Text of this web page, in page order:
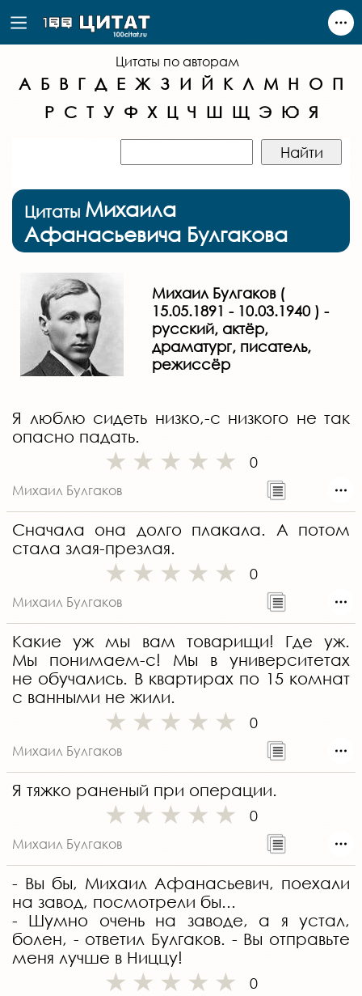
Цитаты по авторам
А Б В Г Д Е Ж З И Й К Л М Н О П
Р С Т У Ф Х Ц Ч Ш Щ Э Ю Я
Цитаты Михаила
Афанасьевича Булгакова
Михаил Булгаков (
15.05.1891 - 10.03.1940 ) -
русский, актёр,
драматург, писатель,
режиссёр
Я люблю сидеть низко,-с низкого не так
опасно падать.
0
Михаил Булгаков
Сначала она долго плакала. А потом
стала злая-презлая.
0
Михаил Булгаков
Какие уж мы вам товарищи! Где уж.
Мы понимаем-с! Мы в университетах
не обучались. В квартирах по 15 комнат
с ванными не жили.
0
Михаил Булгаков
Я тяжко раненый при операции.
0
Михаил Булгаков
- Вы бы, Михаил Афанасьевич, поехали
на завод, посмотрели бы...
- Шумно очень на заводе, а я устал,
болен, - ответил Булгаков. - Вы отправьте
меня лучше в Ниццу!
0